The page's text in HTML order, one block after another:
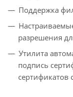
Поддержка
разрешения
Утилита
подпись
сертификатов